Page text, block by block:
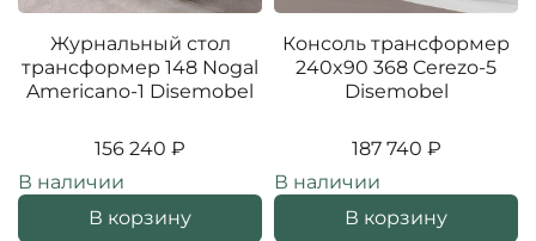
Журнальный стол
трансформер 148 Nogal
Americano-1 Disemobel
156 240 ₽
В наличии
В корзину
Консоль трансформер
240x90 368 Cerezo-5
Disemobel
187 740 ₽
В наличии
В корзину